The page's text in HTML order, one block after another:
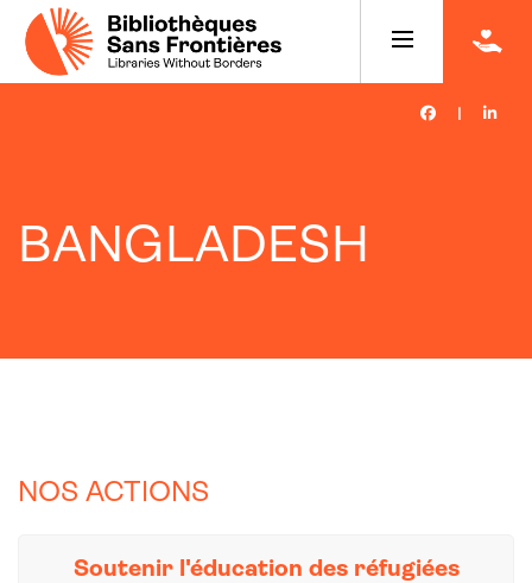
BANGLADESH
NOS ACTIONS
Soutenir l'éducation des réfugiées